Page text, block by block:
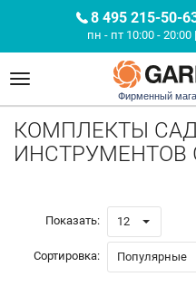
8 495 215-50-
пн - пт 10:00 - 20:00
Фирменный
КОМПЛЕКТЫ
ИНСТРУМЕНТОВ
Показать: 12
Сортировка: Популярные